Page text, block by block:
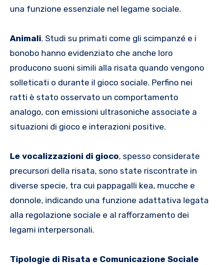
una funzione essenziale nel legame sociale.
Animali. Studi su primati come gli scimpanzé e i
bonobo hanno evidenziato che anche loro
producono suoni simili alla risata quando vengono
solleticati o durante il gioco sociale. Perfino nei
ratti è stato osservato un comportamento
analogo, con emissioni ultrasoniche associate a
situazioni di gioco e interazioni positive.
Le vocalizzazioni di gioco, spesso considerate
precursori della risata, sono state riscontrate in
diverse specie, tra cui pappagalli kea, mucche e
donnole, indicando una funzione adattativa legata
alla regolazione sociale e al rafforzamento dei
legami interpersonali.
Tipologie di Risata e Comunicazione Sociale